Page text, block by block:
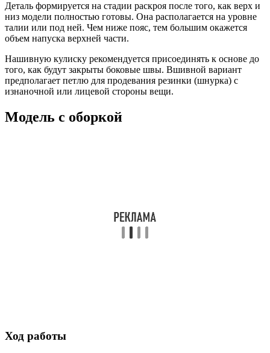
Деталь формируется на стадии раскроя после того, как верх и
низ модели полностью готовы. Она располагается на уровне
талии или под ней. Чем ниже пояс, тем большим окажется
объем напуска верхней части.
Нашивную кулиску рекомендуется присоединять к основе до
того, как будут закрыты боковые швы. Вшивной вариант
предполагает петлю для продевания резинки (шнурка) с
изнаночной или лицевой стороны вещи.
Модель с оборкой
Ход работы